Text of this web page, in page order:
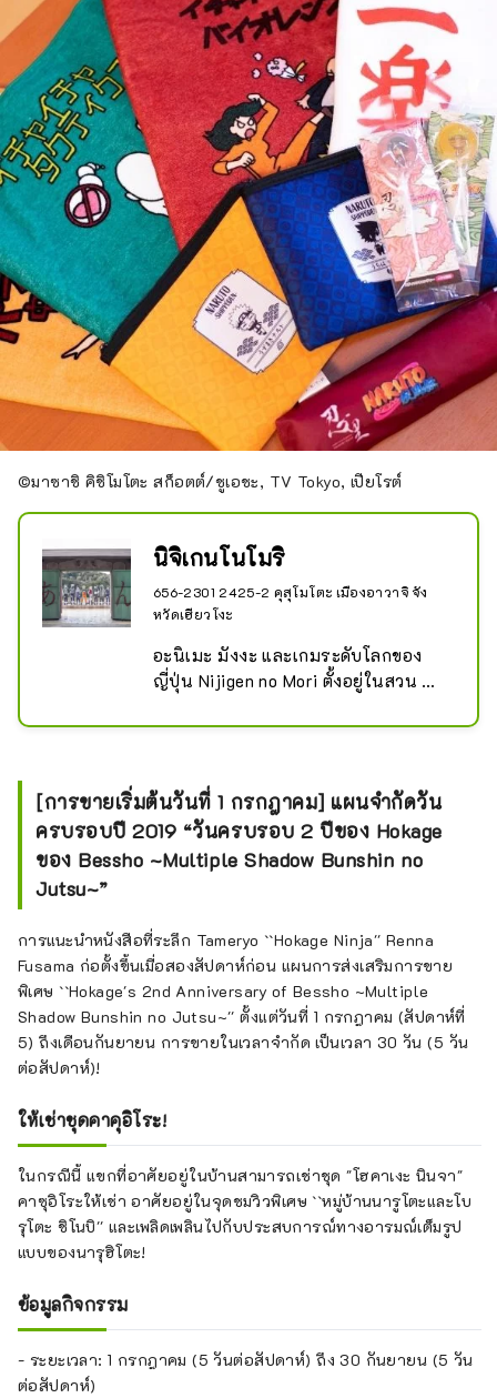
©มาซาชิ คิชิโมโตะ สก็อตต์/ชูเอชะ, TV Tokyo, เปียโรต์
นิจิเกนโนโมริ
656-2301 2425-2 คุสุโมโตะ เมืองอาวาจิ จัง
หวัดเฮียวโงะ
อะนิเมะ มังงะ และเกมระดับโลกของ
ญี่ปุ่น Nijigen no Mori ตั้งอยู่ในสวน
ญี่ปุ่นล้วนๆ ที่คุณสามารถเพลิดเพลินกับ
ใช้ประสาทสัมผัสทั้งห้าและขยับร่างกาย
ของคุณ มีสถานที่ท่องเที่ยวและกิจกรรม
มหัศจรรย์มากมายที่ผสมผสาน
ธรรมชาติและเทคโนโลยีเข้าด้วยกันเพื่อ
สามารถพบได้ที่นี่ที่เดียวเท่านั้น
``NARUTO & BORUTO Shinobi-
ZATO'' เป็นพื้นที่ท่องเที่ยวที่มีธีมทั่วโลก
ของอะนิเมะนินจายอดนิยม
นี่คือเกม RPG ภาคสนามที่ผสมผสาน
โลกแห่ง "Dragon Quest" เข้ากับองค์
ประกอบจริงและดิจิทัล
คุณสามารถสัมผัสประสบการณ์พลังและ
พลังของก็อดซิลล่าได้อย่างเต็มที่
[การขายเริ่มต้นวันที่ 1 กรกฎาคม] แผนจำกัดวัน
ครบรอบปี 2019 “วันครบรอบ 2 ปีของ Hokage
ของ Bessho ~Multiple Shadow Bunshin no
Jutsu~”
การแนะนำหนังสือที่ระลึก Tameryo ``Hokage Ninja'' Renna
Fusama ก่อตั้งขึ้นเมื่อสองสัปดาห์ก่อน แผนการส่งเสริมการขาย
พิเศษ ``Hokage's 2nd Anniversary of Bessho ~Multiple
Shadow Bunshin no Jutsu~'' ตั้งแต่วันที่ 1 กรกฎาคม (สัปดาห์ที่
5) ถึงเดือนกันยายน การขายในเวลาจำกัด เป็นเวลา 30 วัน (5 วัน
ต่อสัปดาห์)!
ให้เช่าชุดคาคุอิโระ!
ในกรณีนี้ แขกที่อาศัยอยู่ในบ้านสามารถเช่าชุด "โฮคาเงะ นินจา"
คาซุอิโระให้เช่า อาศัยอยู่ในจุดชมวิวพิเศษ ``หมู่บ้านนารูโตะและโบ
รุโตะ ชิโนบิ'' และเพลิดเพลินไปกับประสบการณ์ทางอารมณ์เต็มรูป
แบบของนารุฮิโตะ!
ข้อมูลกิจกรรม
- ระยะเวลา: 1 กรกฎาคม (5 วันต่อสัปดาห์) ถึง 30 กันยายน (5 วัน
ต่อสัปดาห์)